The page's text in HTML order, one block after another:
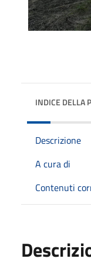
INDICE DELLA
Descrizione
A cura di
Contenuti